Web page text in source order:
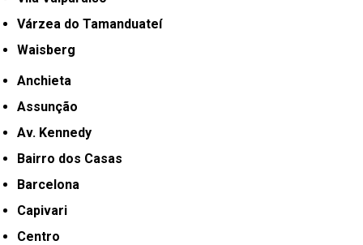
Várzea do Tamanduateí
Waisberg
Anchieta
Assunção
Av. Kennedy
Bairro dos Casas
Barcelona
Capivari
Centro